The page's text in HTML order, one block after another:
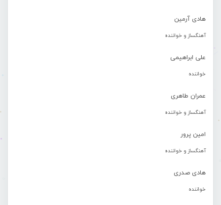
هادی آرمین
آهنگساز و خواننده
علی ابراهیمی
خواننده
عمران طاهری
آهنگساز و خواننده
امین پرور
آهنگساز و خواننده
هادی صدری
خواننده